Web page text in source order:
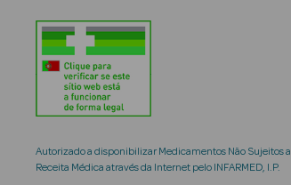
Autorizado a disponibilizar Medicamentos Não Sujeitos a
Receita Médica através da Internet pelo INFARMED, I.P.